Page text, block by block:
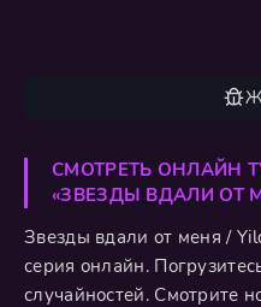
СМОТРЕТЬ ОНЛАЙН
«ЗВЕЗДЫ ВДАЛИ ОТ
Звезды вдали от меня /
серия онлайн.
случайностей. Смотрите